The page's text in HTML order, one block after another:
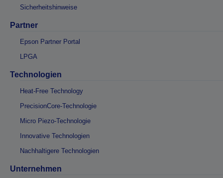
Sicherheitshinweise
Partner
Epson Partner Portal
LPGA
Technologien
Heat-Free Technology
PrecisionCore-Technologie
Micro Piezo-Technologie
Innovative Technologien
Nachhaltigere Technologien
Unternehmen